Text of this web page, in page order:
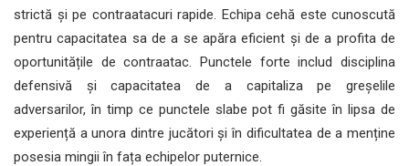
strictă și pe contraatacuri rapide. Echipa cehă este cunoscută
pentru capacitatea sa de a se apăra eficient și de a profita de
oportunitățile de contraatac. Punctele forte includ disciplina
defensivă și capacitatea de a capitaliza pe greșelile
adversarilor, în timp ce punctele slabe pot fi găsite în lipsa de
experiență a unora dintre jucători și în dificultatea de a menține
posesia mingii în fața echipelor puternice.